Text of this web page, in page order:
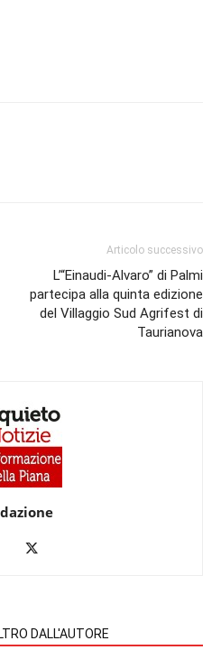
Articolo successivo
L’“Einaudi-Alvaro” di Palmi
partecipa alla quinta edizione
del Villaggio Sud Agrifest di
Taurianova
DALL'AUTORE